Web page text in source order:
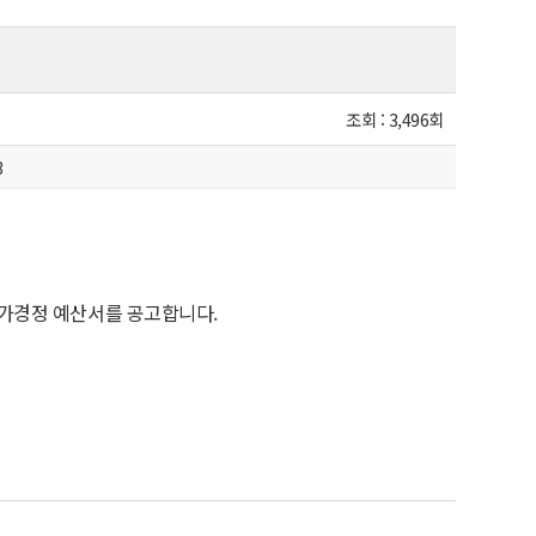
조회 :3,496회
경정 예산서를 공고합니다.